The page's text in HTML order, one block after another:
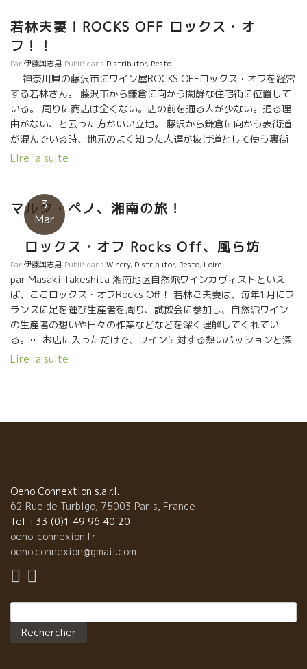
若林夫妻！ROCKS OFF ロックス・オ
フ！！
Par伊藤與志男 Publié dans Distributor, Resto
神奈川県の藤沢市にワイン屋ROCKS OFFロックス・オフを経営
する若林さん。 藤沢市から鎌倉に向かう閑静な住宅街に位置して
いる。 周りに商店は全くない。店の前を通る人が少ない。通る理
由がない、と云った方がいい立地。 藤沢から鎌倉に向かう表街道
が混んでいる時、地元のよく知った人達が抜け道として使う裏街
道的な存在の道にある。 だから、時間帯によっては車がよく通
車を止めて一度店に寄ってもらうように仕掛けた。 鎌倉に
はワインを飲む客層がいる。 若林さんの店には、ボルドーグラン
クリュも品揃えしてある。 兎に角、ワイン好きの人達に来てもら
えるようにしてある。 若林さんは云う『とにもかくにも、この店
に来てもらえるようになれば、ゆっくりと少しづつ自然派ワイン
を勧められる。』 時間をかけて自然派ワインの顧客をコツコツと
育てて来た。 今でこそ、自然派ワインの店として有名になってい
るけど、大変な時間と努力でここまでたどり着いたのである。 一
般の人が偶然に店に入ることはありえない立地、わざわざワイン
を目指してくる店、ロックス・オフが完成。 もう一つ大切な事を
までチョット時間がかかるものもある。 若林さんは、ワインが落
けている。『夏でも店内で働くのは寒いんです。』と若林さん。
て、まだ美味しくない状態の自然派ワインを絶対に販売しない。
徹底している! 自分自身も期待して飲んだワインが、残念な状態
だった苦い経験を多く積んでいるのだろう。 でも、そんなワイン
でも開いた時は、想像を絶するほど感動的に美味しいワインに変
身したのを経験している若林さん。 ロックス・オフの顧客は若林
さんがお勧めするワインに絶対的な信頼を寄せている。 だから、
いことだ。 夕方になって西日があたらなくなると幕が上がって店
の中が見えるようになる。 若林さんと話していると自然派ワイン
をこよなく愛しているハートが伝わってくる。 このエモーション
Lire la suite
3
Mar
マルク・ペノ、湘南の旅！
ロックス・オフ Rocks Off、風ら坊
Par伊藤與志男 Publié dans Winery, Distributor, Resto, Loire
par Masaki Takeshita 湘南地区自然派ワインカヴィストといえ
ば、ここロックス・オフRocks Off！ 若林ご夫妻は、毎年1月にフ
ランスに足を運び生産者を周り、試飲会に参加し、自然派ワイン
の生産者の想いや日々の作業などなどを深く理解してくれてい
る。… お店に入っただけで、ワインに対する熱いパッションと深
い愛情を感じるワインショップロックス・オフRocks Off！
Lire la suite
Oeno Connextion s.a.r.l.
62 Rue de Turbigo, 75003 Paris, France
Tel +33 (0)1 49 96 40 20
oeno-connexion.fr
oeno.connexion@gmail.com